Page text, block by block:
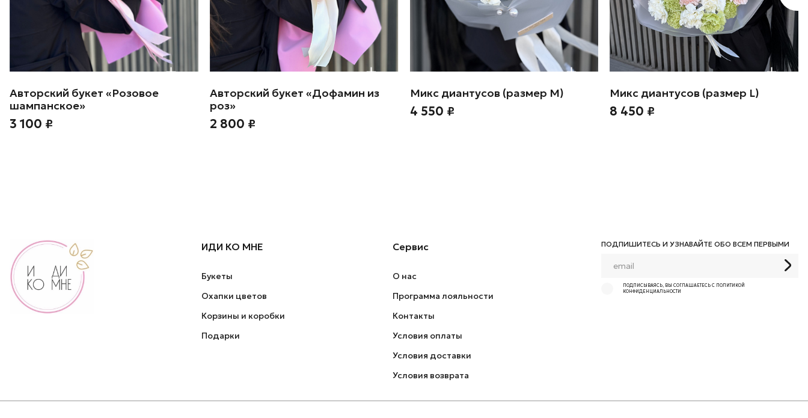
Авторский букет «Розовое
шампанское»
3 100 ₽
Авторский букет «Дофамин из
роз»
2 800 ₽
Микс диантусов (размер М)
4 550 ₽
Микс диантусов (размер L)
8 450 ₽
ИДИ КО МНЕ
Букеты
Охапки цветов
Корзины и коробки
Подарки
Сервис
О нас
Программа лояльности
Контакты
Условия оплаты
Условия доставки
Условия возврата
ПОДПИШИТЕСЬ И УЗНАВАЙТЕ ОБО ВСЕМ ПЕРВЫМИ
ПОДПИСЫВАЯСЬ, ВЫ СОГЛАШАЕТЕСЬ С ПОЛИТИКОЙ
КОНФИДЕНЦИАЛЬНОСТИ